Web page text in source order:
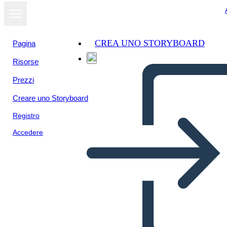
Pagina
Risorse
Prezzi
Creare uno Storyboard
Registro
Accedere
CREA UNO STORYBOARD